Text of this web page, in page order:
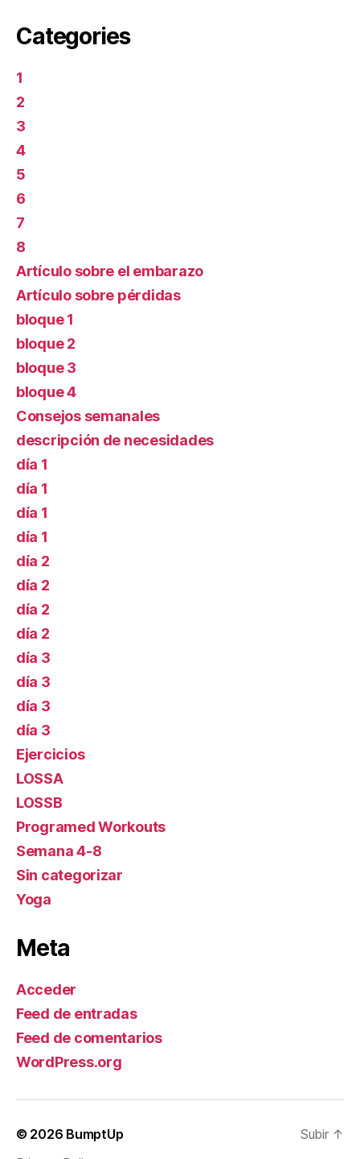
Categories
1
2
3
4
5
6
7
8
Artículo sobre el embarazo
Artículo sobre pérdidas
bloque 1
bloque 2
bloque 3
bloque 4
Consejos semanales
descripción de necesidades
día 1
día 1
día 1
día 1
día 2
día 2
día 2
día 2
día 3
día 3
día 3
día 3
Ejercicios
LOSSA
LOSSB
Programed Workouts
Semana 4-8
Sin categorizar
Yoga
Meta
Acceder
Feed de entradas
Feed de comentarios
WordPress.org
© 2026 BumptUp
Subir ↑